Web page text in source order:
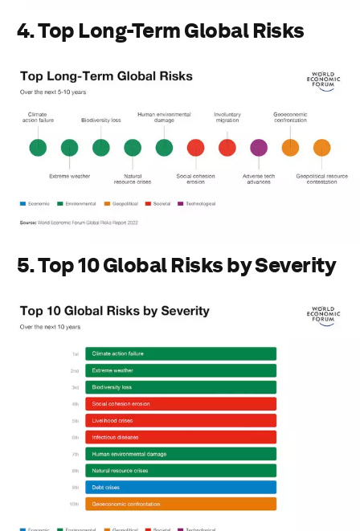
4. Top Long-Term Global Risks
5. Top 10 Global Risks by Severity